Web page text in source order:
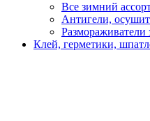
Все зимний
Антигели,
Размораживатели
Клей, герметики,